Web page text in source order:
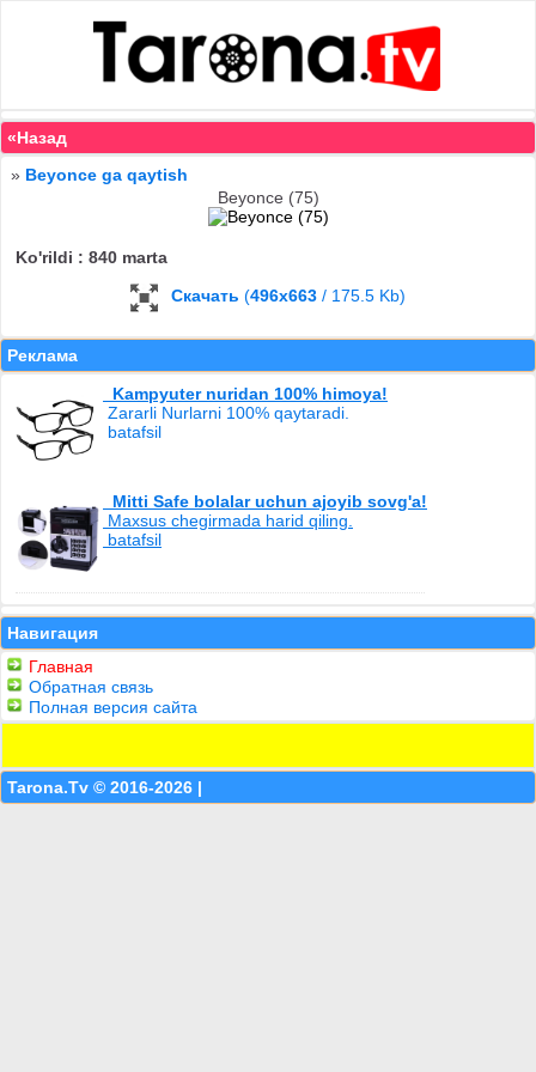
«Назад
» Beyonce ga qaytish
Beyonce (75)
Ko'rildi : 840 marta
Скачать (496x663 / 175.5 Kb)
Реклама
Kampyuter nuridan 100% himoya!
Zararli Nurlarni 100% qaytaradi.
batafsil
Mitti Safe bolalar uchun ajoyib sovg'a!
Maxsus chegirmada harid qiling.
batafsil
Навигация
Главная
Обратная связь
Полная версия сайта
Tarona.Tv © 2016-2026 |